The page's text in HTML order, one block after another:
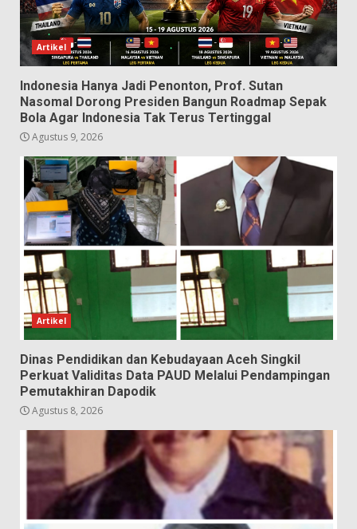
Artikel
Indonesia Hanya Jadi Penonton, Prof. Sutan
Nasomal Dorong Presiden Bangun Roadmap Sepak
Bola Agar Indonesia Tak Terus Tertinggal
Agustus 9, 2026
Artikel
Dinas Pendidikan dan Kebudayaan Aceh Singkil
Perkuat Validitas Data PAUD Melalui Pendampingan
Pemutakhiran Dapodik
Agustus 8, 2026